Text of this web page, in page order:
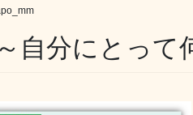
分にとって